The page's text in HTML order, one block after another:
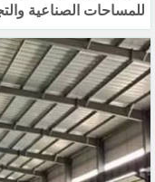
للمساحات الصناعية